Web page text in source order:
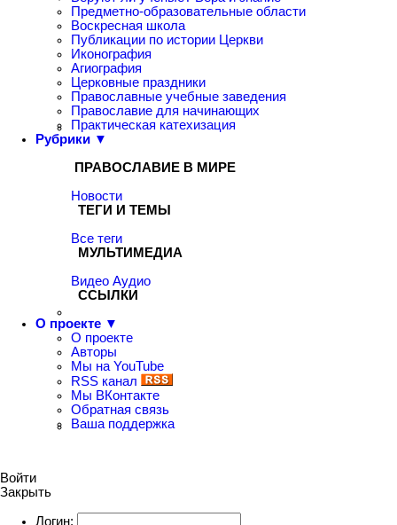
Предметно-образовательные области
Воскресная школа
Публикации по истории Церкви
Иконография
Агиография
Церковные праздники
Православные учебные заведения
Православие для начинающих
Практическая катехизация
Рубрики ▼
ПРАВОСЛАВИЕ В МИРЕ
Новости
ТЕГИ И ТЕМЫ
Все теги
МУЛЬТИМЕДИА
Видео Аудио
ССЫЛКИ
О проекте ▼
О проекте
Авторы
Мы на YouTube
RSS канал
Мы ВКонтакте
Обратная связь
Ваша поддержка
Войти
Закрыть
Логин: